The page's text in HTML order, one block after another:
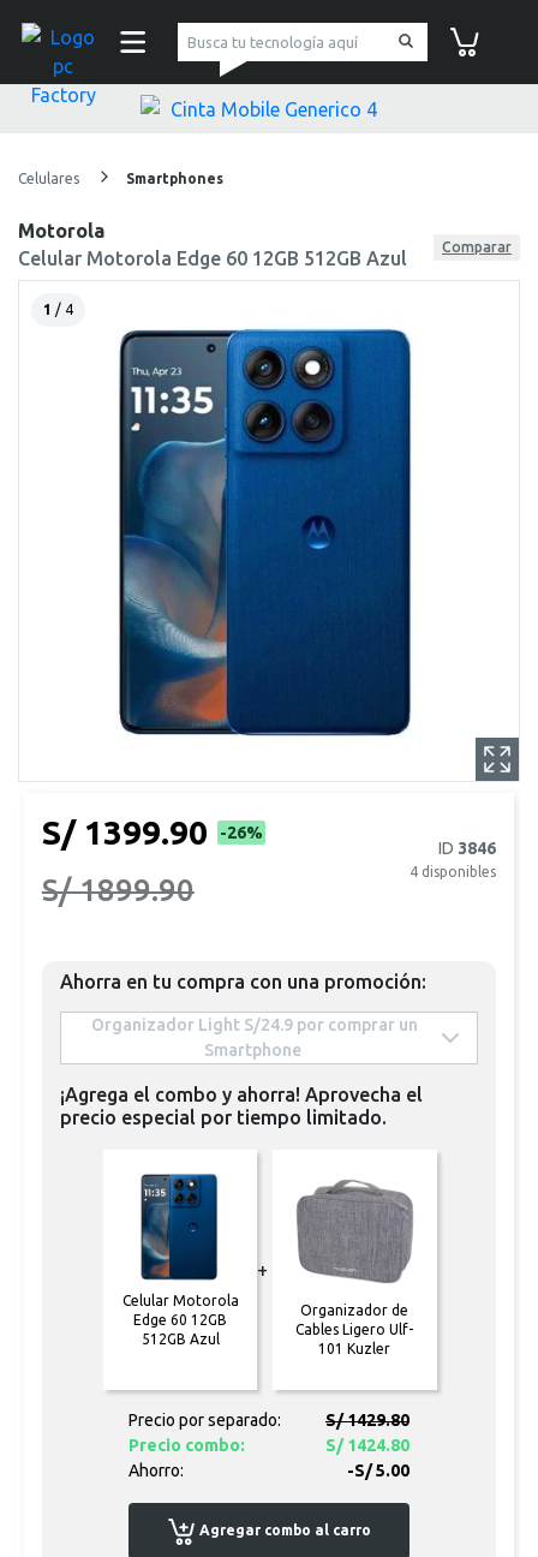
pc Factory
Celulares Smartphones
Motorola
Celular Motorola Edge 60 12GB 512GB Azul
Comparar
1 / 4
S/ 1399.90 -26%
S/ 1899.90
ID 3846
4 disponibles
Ahorra en tu compra con una promoción:
Organizador Light S/24.9 por comprar un
¡Agrega el combo y ahorra! Aprovecha el
precio especial por tiempo limitado.
Celular Motorola
Edge 60 12GB
512GB Azul
+
Organizador de
Cables Ligero Ulf-
101 Kuzler
Precio por separado:
S/ 1429.80
Precio combo:
S/ 1424.80
Ahorro:
-S/ 5.00
Agregar combo al carro